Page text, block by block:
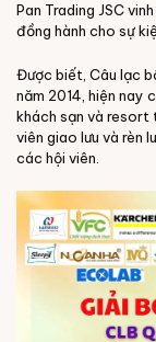
Pan Trading JSC
đồng hành cho sự
Được biết, Câu lạc
năm 2014, hiện nay
khách sạn và resort
viên giao lưu và rèn
các hội viên.